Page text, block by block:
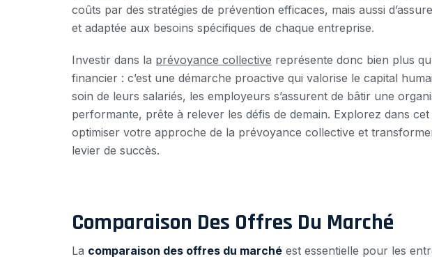
coûts par des stratégies de prévention efficaces, mais aussi
et adaptée aux besoins spécifiques de chaque entreprise.
Investir dans la prévoyance collective représente donc bien plus
financier : c’est une démarche proactive qui valorise le capital
soin de leurs salariés, les employeurs s’assurent de bâtir une
performante, prête à relever les défis de demain. Explorez dans
optimiser votre approche de la prévoyance collective et
levier de succès.
Comparaison Des Offres Du Marché
La comparaison des offres du marché est essentielle pour les